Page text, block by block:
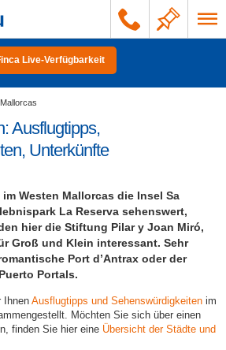
Live-Verfügbarkeit
Ausflugtipps,
Unterkünfte
Westen Mallorcas die Insel Sa
La Reserva sehenswert,
hier die Stiftung Pilar y Joan Miró,
Groß und Klein interessant. Sehr
Port d’Antrax oder der
Portals.
Ihnen Ausflugtipps und Sehenswürdigkeiten im
Möchten Sie sich über einen
finden Sie hier eine Übersicht der Städte und